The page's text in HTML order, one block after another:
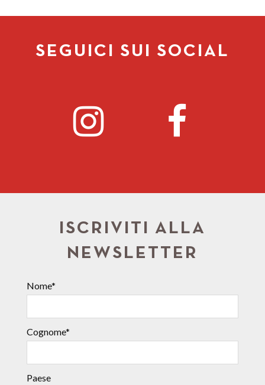
SEGUICI SUI SOCIAL
ISCRIVITI ALLA
NEWSLETTER
Nome*
Cognome*
Paese